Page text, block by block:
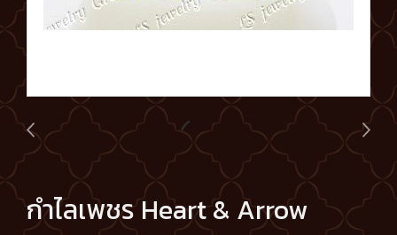
กำไลเพชร Heart & Arrow